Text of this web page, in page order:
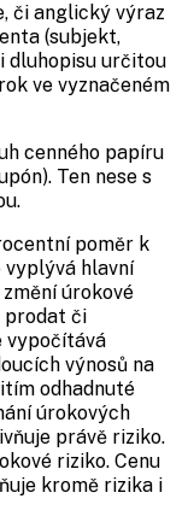
či anglický výraz
(subjekt,
dluhopisu určitou
ve vyznačeném
cenného papíru
Ten nese s
poměr k
vyplývá hlavní
úrokové
prodat či
vypočítává
výnosů na
odhadnuté
úrokových
právě riziko.
riziko. Cenu
kromě rizika i